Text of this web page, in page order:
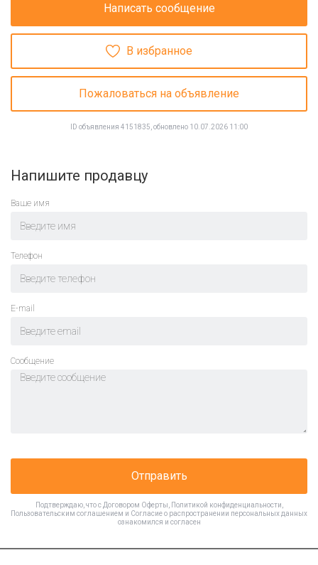
Написать сообщение
В избранное
Пожаловаться на объявление
ID объявления 4151835, обновлено 10.07.2026 11:00
Напишите продавцу
Ваше имя
Телефон
E-mail
Cообщение
Отправить
Подтверждаю, что с Договором Оферты Политикой конфиденциальности
Пользовательским соглашением и Согласие о распространении персональных данных
ознакомился и согласен